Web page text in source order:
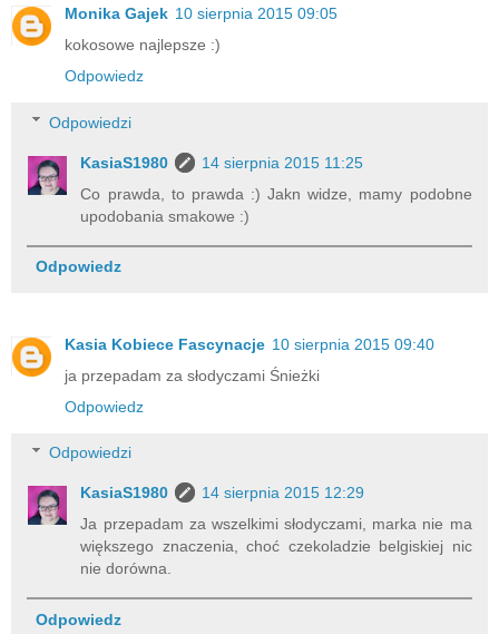
Monika Gajek 10 sierpnia 2015 09:05
kokosowe najlepsze :)
Odpowiedz
Odpowiedzi
KasiaS1980
14 sierpnia 2015 11:25
Co prawda, to prawda :) Jakn widze, mamy podobne
upodobania smakowe :)
Odpowiedz
Kasia Kobiece Fascynacje 10 sierpnia 2015 09:40
ja przepadam za słodyczami Śnieżki
Odpowiedz
Odpowiedzi
KasiaS1980
14 sierpnia 2015 12:29
Ja przepadam za wszelkimi słodyczami, marka nie ma
większego znaczenia, choć czekoladzie belgiskiej nic
nie dorówna.
Odpowiedz